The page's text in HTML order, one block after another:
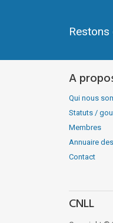
Restons
A
Qui nous
Statuts /
Membres
Annuaire
Contact
CNLL